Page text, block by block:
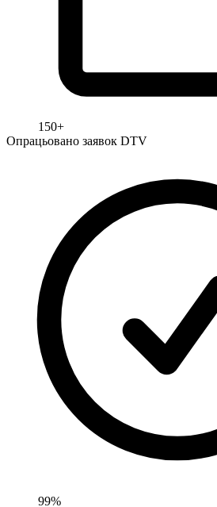
150+
Опрацьовано заявок DTV
99%